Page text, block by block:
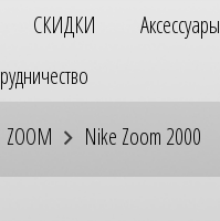
СКИДКИ Аксессуары
ZOOM Nike Zoom 2000